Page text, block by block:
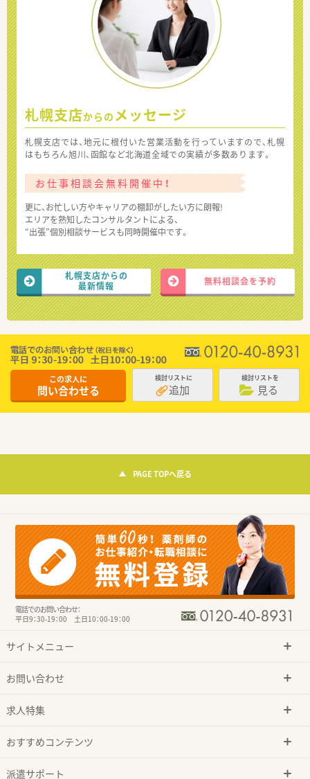
札幌支店からの メッセージ
札幌支店では、地元に根付いた営業活動を行っていますので、札幌
はもちろん旭川、函館など北海道全域での実績が多数あります。
お仕事相談会無料開催中！
更に、お忙しい方やキャリアの棚卸がしたい方に朗報!
エリアを熟知したコンサルタントによる、
“出張”個別相談サービスも同時開催中です。
札幌支店からの
最新情報
無料相談会を予約
この求人に
問い合わせる
検討リストに
追加
検討リストを
見る
PAGE TOPへ戻る
電話でのお問い合わせ：
平日9：30-19：00 土日10：00-19：00
サイトメニュー
お問い合わせ
求人特集
おすすめコンテンツ
派遣サポート